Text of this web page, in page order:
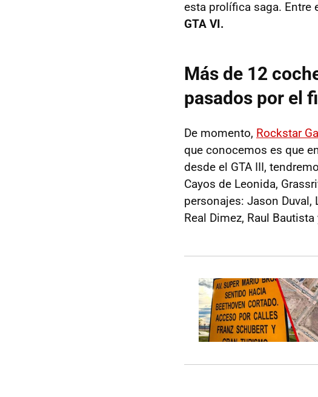
esta prolífica saga. Entre
GTA VI.
Más de 12
pasados por el
De momento, Rockstar
que conocemos es que
desde el GTA III,
Cayos de Leonida,
personajes: Jason Duval,
Real Dimez, Raul